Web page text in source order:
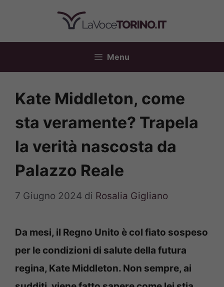
contenuto
Menu
Kate Middleton, come
sta veramente? Trapela
la verità nascosta da
Palazzo Reale
7 Giugno 2024 di Rosalia Gigliano
Da mesi, il Regno Unito è col fiato sospeso
per le condizioni di salute della futura
regina, Kate Middleton. Non sempre, ai